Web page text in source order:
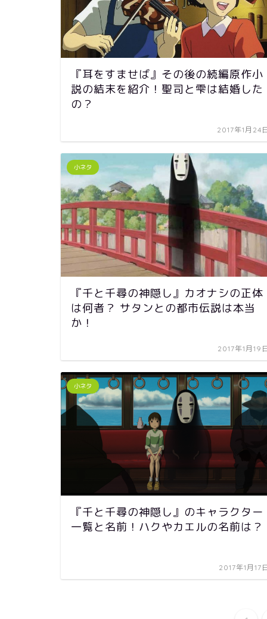
『耳をすませば』その後の続編原作小
説の結末を紹介！聖司と雫は結婚した
の？
2017年1月24
小ネタ
『千と千尋の神隠し』カオナシの正体
は何者？ サタンとの都市伝説は本当
か！
2017年1月19
小ネタ
『千と千尋の神隠し』のキャラクター
一覧と名前！ハクやカエルの名前は？
2017年1月17